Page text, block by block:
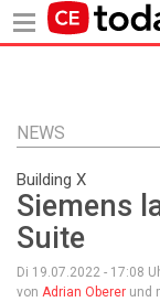
Inhalt
NEWS
Building X
Siemens
Suite
Di 19.07.2022 - 17:08
von Adrian Oberer und